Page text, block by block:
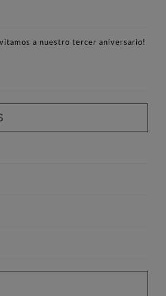
a nuestro tercer aniversario!